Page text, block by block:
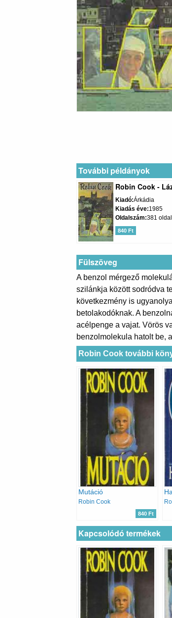
További példányok
Robin Cook -
Kiadó Árkádia
Kiadás éve 1985
Oldalszám 381 oldal
840 Ft
Fülszöveg
A benzol mérgező
szilánkja között sodródva
következmény is
betolakodóknak. A
acélpenge a vajat. Vörös
benzolmolekula hatolt be,
Robin Cook további
Mutáció
Robin Cook
840 Ft
Kapcsolódó termékek